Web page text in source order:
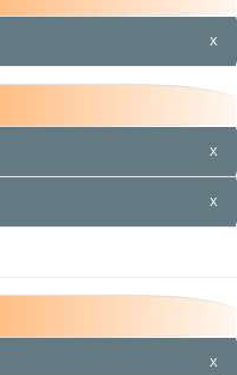
x
x
x
x